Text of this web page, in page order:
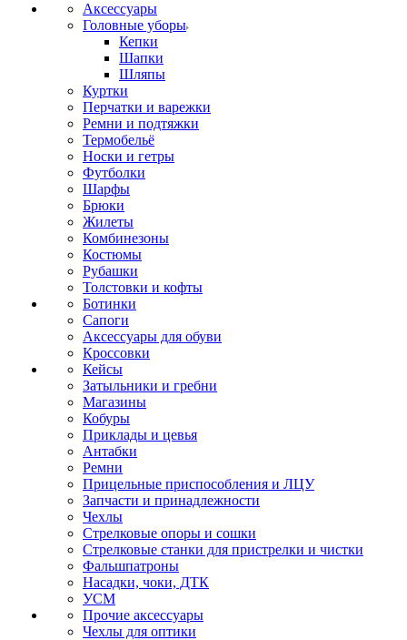
Аксессуары
Головные уборы
Кепки
Шапки
Шляпы
Куртки
Перчатки и варежки
Ремни и подтяжки
Термобельё
Носки и гетры
Футболки
Шарфы
Брюки
Жилеты
Комбинезоны
Костюмы
Рубашки
Толстовки и кофты
Ботинки
Сапоги
Аксессуары для обуви
Кроссовки
Кейсы
Затыльники и гребни
Магазины
Кобуры
Приклады и цевья
Антабки
Ремни
Прицельные приспособления и ЛЦУ
Запчасти и принадлежности
Чехлы
Стрелковые опоры и сошки
Стрелковые станки для пристрелки и чистки
Фальшпатроны
Насадки, чоки, ДТК
УСМ
Прочие аксессуары
Чехлы для оптики